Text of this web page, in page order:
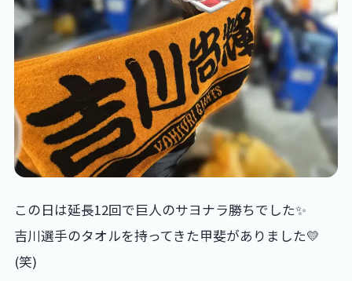
この日は延長12回で巨人のサヨナラ勝ちでした✨
吉川選手のタオルを持ってきた甲斐がありました💛
(笑)